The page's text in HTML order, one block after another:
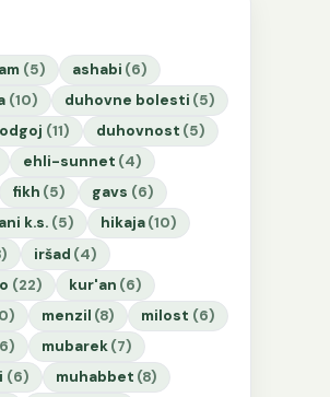
(5) ashabi (6)
(10) duhovne bolesti (5)
(11) duhovnost (5)
ehli-sunnet (4)
fikh (5) gavs (6)
k.s. (5) hikaja (10)
iršad (4)
(22) kur'an (6)
menzil (8) milost (6)
mubarek (7)
(6) muhabbet (8)